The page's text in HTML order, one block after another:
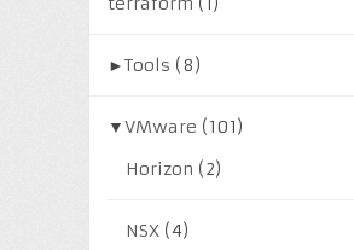
►Tools (8)
▼VMware (101)
Horizon (2)
NSX(4)